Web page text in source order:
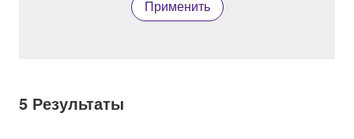
Применить
5 Результаты